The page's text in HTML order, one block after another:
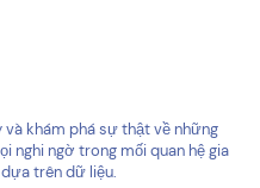
và khám phá sự thật về những
nghi ngờ trong mối quan hệ gia
trên dữ liệu.